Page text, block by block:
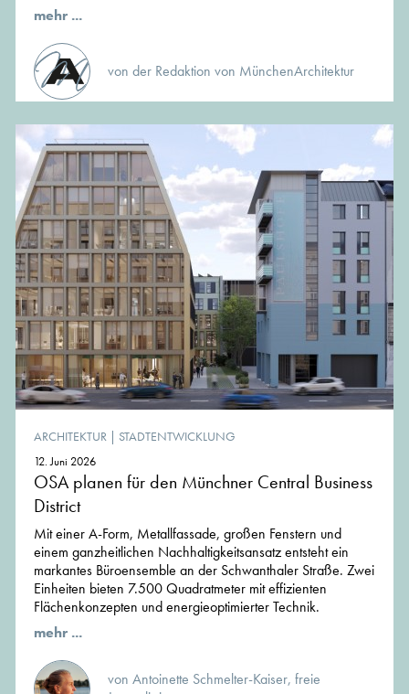
mehr ...
von der Redaktion von MünchenArchitektur
ARCHITEKTUR | STADTENTWICKLUNG
12. Juni 2026
OSA planen für den Münchner Central Business
District
Mit einer A-Form, Metallfassade, großen Fenstern und
einem ganzheitlichen Nachhaltigkeitsansatz entsteht ein
markantes Büroensemble an der Schwanthaler Straße. Zwei
Einheiten bieten 7.500 Quadratmeter mit effizienten
Flächenkonzepten und energieoptimierter Technik.
mehr ...
von Antoinette Schmelter-Kaiser, freie